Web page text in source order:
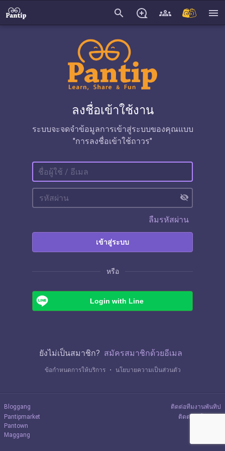
search menu
ลงชื่อเข้าใช้งาน
ระบบจะจดจำข้อมูลการเข้าสู่ระบบของคุณแบบ
"การลงชื่อเข้าใช้ถาวร"
visibility_off
ลืมรหัสผ่าน
เข้าสู่ระบบ
หรือ
Login with Line
ยังไม่เป็นสมาชิก? สมัครสมาชิกด้วยอีเมล
ข้อกำหนดการให้บริการ ・ นโยบายความเป็นส่วนตัว
Bloggang
Pantipmarket
Pantown
Maggang
ติดต่อทีมงานพันทิป
ติดต่อลงโฆษณา